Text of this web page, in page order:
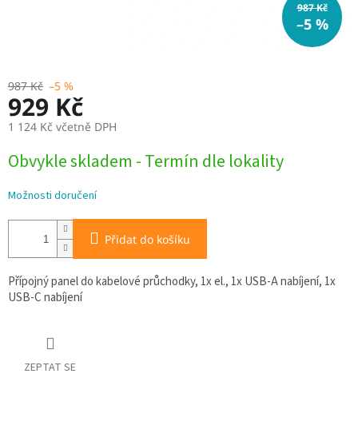
987 Kč
–5 %
987 Kč –5 %
929 Kč
1 124 Kč včetně DPH
cena:
Obvykle skladem - Termín dle lokality
Možnosti doručení
Přidat do košíku
Přípojný panel do kabelové průchodky, 1x el., 1x USB-A nabíjení, 1x
USB-C nabíjení
ZEPTAT SE